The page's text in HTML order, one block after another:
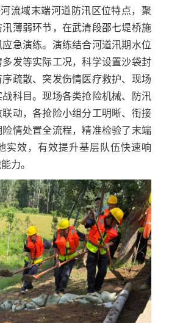
流域末端河道防汛区位特点，聚
薄弱环节，在武清段邵七堤桥施
急演练。演练结合河道汛期水位
多发等实际工况，科学设置沙袋封
疏散、突发伤情医疗救护、现场
科目。现场各类抢险机械、防汛
动，各抢险小组分工明晰、衔接
情处置全流程，精准检验了末端
实效，有效提升基层队伍快速响
力。